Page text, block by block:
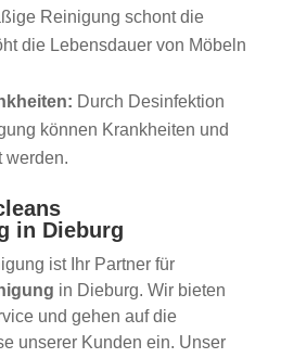
Reinigung schont die
die Lebensdauer von Möbeln
Durch Desinfektion
können Krankheiten und
werden.
in Dieburg
ist Ihr Partner für
in Dieburg. Wir bieten
und gehen auf die
unserer Kunden ein. Unser